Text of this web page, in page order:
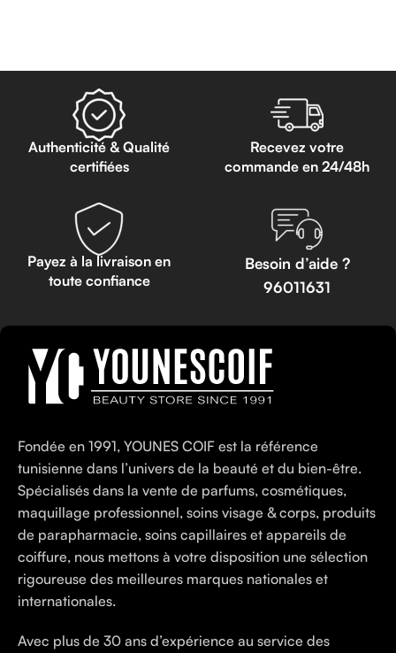
Authenticité & Qualité
certifiées
Recevez votre
commande en 24/48h
Payez à la livraison en
toute confiance
Besoin d’aide ?
96011631
Fondée en 1991, YOUNES COIF est la référence
tunisienne dans l’univers de la beauté et du bien-être.
Spécialisés dans la vente de parfums, cosmétiques,
maquillage professionnel, soins visage & corps, produits
de parapharmacie, soins capillaires et appareils de
coiffure, nous mettons à votre disposition une sélection
rigoureuse des meilleures marques nationales et
internationales.
Avec plus de 30 ans d’expérience au service des